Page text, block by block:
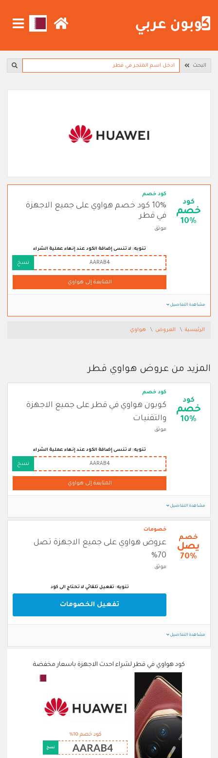
البحث
كود
خصم
10%
كود خصم
10% كود خصم هواوي على جميع الاجهزة
في قطر
موثق
تنويه: لا تنسى إضافة الكود عند إنهاء عملية الشراء
AARAB4 نسخ
المتابعة إلى هواوي
مشاهدة التفاصيل
الرئيسية العروض هواوي
المزيد من عروض هواوي قطر
كود
خصم
10%
كود خصم
كوبون هواوي في قطر على جميع الاجهزة
والتقنيات
موثق
تنويه: لا تنسى إضافة الكود عند إنهاء عملية الشراء
AARAB4 نسخ
المتابعة إلى هواوي
مشاهدة التفاصيل
خصم
يصل
70%
خصومات
عروض هواوي على جميع الاجهزة تصل
70%
موثق
تنويه: تفعيل تلقائي لا تحتاج الى كود
تفعيل الخصومات
مشاهدة التفاصيل
كود هواوي في قطر لشراء احدث الاجهزة باسعار مخفضة